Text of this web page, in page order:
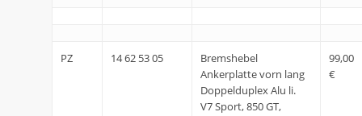
PZ 14 62 53 05
Bremshebel
Ankerplatte vorn lang
Doppelduplex Alu li.
V7 Sport, 850 GT,
99,00
€